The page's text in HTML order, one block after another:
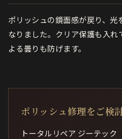
ポリッシュの鏡面感が戻り、光
なりました。クリア保護も入れ
よる曇りも防げます。
ポリッシュ修理をご検
トータルリペア ジーテック